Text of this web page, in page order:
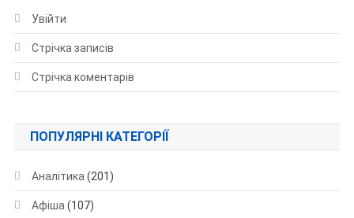
Увійти
Стрічка записів
Стрічка коментарів
ПОПУЛЯРНІ КАТЕГОРІЇ
Аналітика (201)
Афіша (107)